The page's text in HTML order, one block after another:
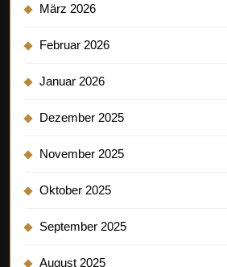
März 2026
Februar 2026
Januar 2026
Dezember 2025
November 2025
Oktober 2025
September 2025
August 2025